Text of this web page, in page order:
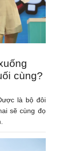
cùng?
là bộ đôi
sẽ cùng đọ